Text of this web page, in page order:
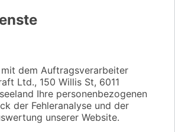
dem Auftragsverarbeiter
Ltd., 150 Willis St, 6011
Ihre personenbezogenen
der Fehleranalyse und der
unserer Website.